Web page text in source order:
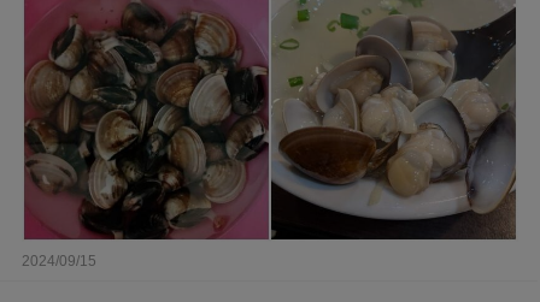
2024/09/15